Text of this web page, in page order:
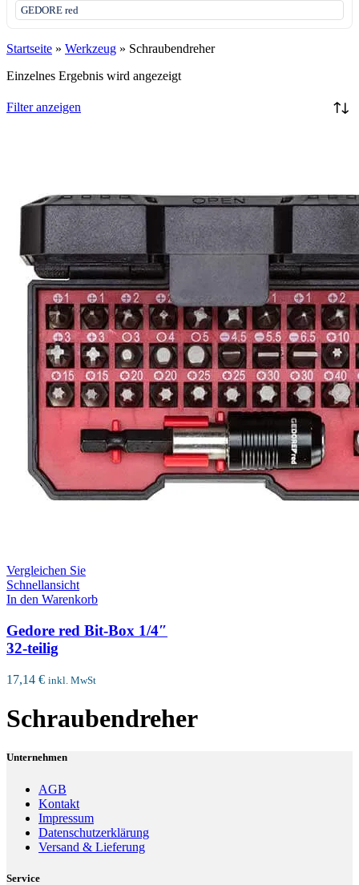
GEDORE red
Startseite » Werkzeug » Schraubendreher
Einzelnes Ergebnis wird angezeigt
Filter anzeigen
Vergleichen Sie
Schnellansicht
In den Warenkorb
Gedore red Bit-Box 1/4″
32-teilig
17,14 € inkl. MwSt
Schraubendreher
Unternehmen
AGB
Kontakt
Impressum
Datenschutzerklärung
Versand & Lieferung
Service